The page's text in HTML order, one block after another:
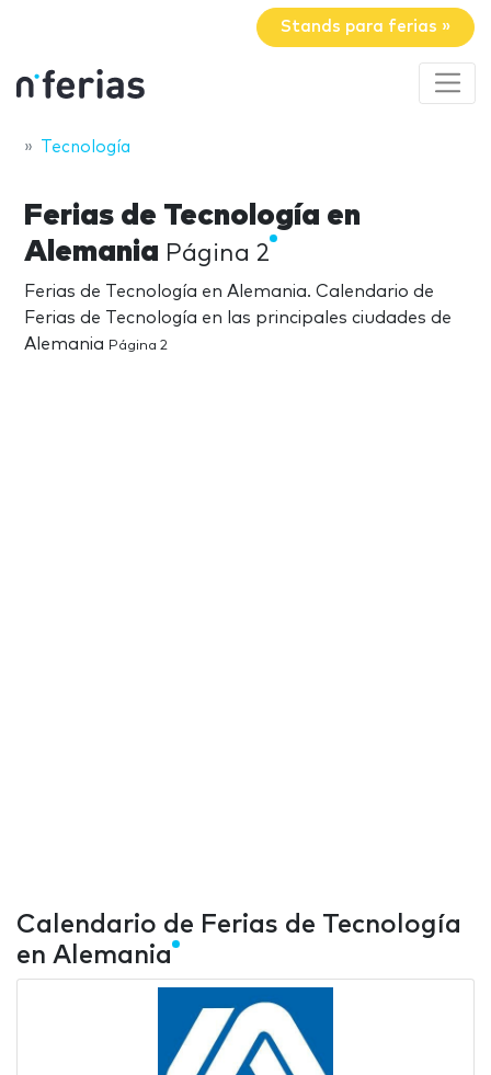
Stands para ferias »
Tecnología
Ferias de Tecnología en
Alemania Página 2
Ferias de Tecnología en Alemania. Calendario de
Ferias de Tecnología en las principales ciudades de
Alemania Página 2
Calendario de Ferias de Tecnología
en Alemania